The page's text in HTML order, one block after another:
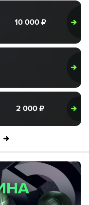
10 000 ₽
2 000 ₽